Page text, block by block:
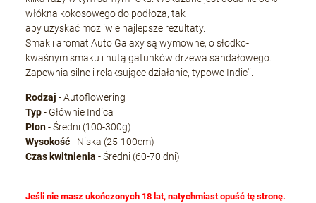
włókna kokosowego do podłoża, tak
aby uzyskać możliwie najlepsze rezultaty.
Smak i aromat Auto Galaxy są wymowne, o słodko-
kwaśnym smaku i nutą gatunków drzewa sandałowego.
Zapewnia silne i relaksujące działanie, typowe Indic'i.
Rodzaj - Autoflowering
Typ- Głównie Indica
Plon- Średni (100-300g)
Wysokość- Niska (25-100cm)
Czas kwitnienia - Średni (60-70 dni)
Jeśli nie masz ukończonych 18 lat, natychmiast opuść tę stronę.